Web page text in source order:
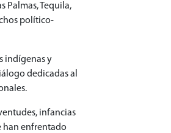
Palmas, Tequila,
político-
indígenas y
dedicadas al
infancias
han enfrentado